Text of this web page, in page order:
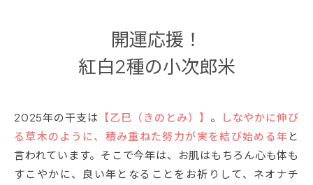
開運応援！
紅白2種の小次郎米
2025年の干支は 【乙巳（きのとみ）】 。
しなやかに伸び
る草木のように、積み重ねた努力が実を結び始める年 と
言われています。そこで今年は、お肌はもちろん心も体も
すこやかに、良い年となることをお祈りして、ネオナチ